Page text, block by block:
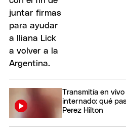
Transmitía en
internado: qué
Perez Hilton